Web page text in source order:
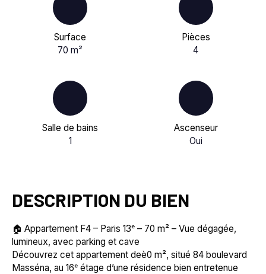
Surface
70m²
Pièces
4
Salle de bains
1
Ascenseur
Oui
DESCRIPTION DU BIEN
🏠 Appartement F4 – Paris 13ᵉ – 70 m² – Vue dégagée,
lumineux, avec parking et cave
Découvrez cet appartement deè0 m², situé 84 boulevard
Masséna, au 16ᵉ étage d’une résidence bien entretenue